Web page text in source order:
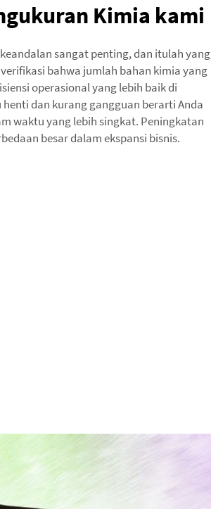
Kimia kami
sangat penting, dan itulah yang
bahwa jumlah bahan kimia yang
operasional yang lebih baik di
dan kurang gangguan berarti Anda
waktu yang lebih singkat. Peningkatan
besar dalam ekspansi bisnis.